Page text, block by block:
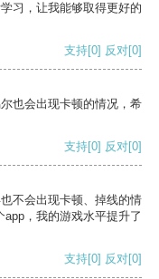
习，让我能够取得更好的
支持[0] 反对[0]
也会出现卡顿的情况，希
支持[0] 反对[0]
不会出现卡顿、掉线的情
，我的游戏水平提升了
支持[0] 反对[0]